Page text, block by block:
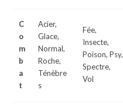
C
o
m
b
a
t
Acier,
Glace,
Normal,
Roche,
Ténèbre
s
Fée,
Insecte,
Poison, Psy,
Spectre,
Vol